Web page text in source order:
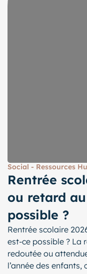
Social - Ressources
Rentrée
ou retard
possible ?
Rentrée scolaire
est-ce possible ? La
redoutée ou
l’année des